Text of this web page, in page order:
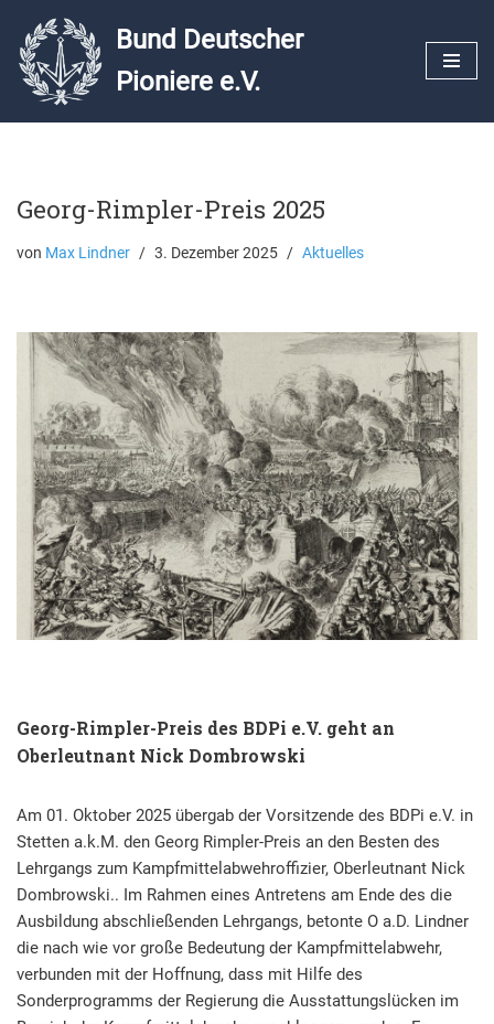
Zum
Inhalt
Bund Deutscher
Pioniere e.V.
Georg-Rimpler-Preis 2025
von Max Lindner 3. Dezember 2025 Aktuelles
Georg-Rimpler-Preis des BDPi e.V. geht an
Oberleutnant Nick Dombrowski
Am 01. Oktober 2025 übergab der Vorsitzende des BDPi e.V. in
Stetten a.k.M. den Georg Rimpler-Preis an den Besten des
Lehrgangs zum Kampfmittelabwehroffizier, Oberleutnant Nick
Dombrowski.. Im Rahmen eines Antretens am Ende des die
Ausbildung abschließenden Lehrgangs, betonte O a.D. Lindner
die nach wie vor große Bedeutung der Kampfmittelabwehr,
verbunden mit der Hoffnung, dass mit Hilfe des
Sonderprogramms der Regierung die Ausstattungslücken im